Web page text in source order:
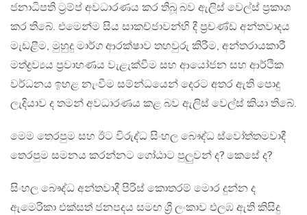
ජනාධිපති ට්‍රම්ප් අවධාරණය කර තිබූ බව ඇලිස් වෙල්ස් ප්‍රකාශ
කර තිබේ. එමෙන්ම සිය සාකච්ජාවන්හි දී ප්‍රචණ්ඩ අන්තවාදය
මැඩළීම, මුහුදු මාර්ග ආරක්ෂාව තහවුරු කිරීම, අන්තරායකාරී
මත්ද්‍රව්‍යය ප්‍රවාහණය වැළැක්වීම සහ ආයෝජන සහ ආර්ථික
වර්ධනය ඉහළ නැංවීම සම්න්ධයෙන් දෙරට අතර ඇති පොදු
ලැදියාව ද තමන් අවධාරණය කළ බව ඇලිස් වෙල්ස් කියා තිබේ.
මෙම තෙරපුම සහ ඊට විරුද්ධ සිංහල බෞද්ධ ස්වෝත්තමවාදී
තෙරපුම සමනය කරන්නට ගෝඨාට පුලුවන් ද? කෙසේ ද?
සිංහල බෞද්ධ අන්තවාදී පිරිස් කොතරම් මොර දුන්න ද
ඇමෙරිකා එක්සත් ජනපදය සමඟ ශ්‍රී ලංකාව එලඹ ඇති කිසිදු